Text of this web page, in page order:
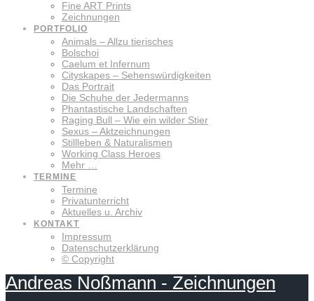
Fine ART Prints
Zeichnungen
PORTFOLIO
Animals – Allzu tierisches
Bolschoi
Caelum et Infernum
Cityskapes – Sehenswürdigkeiten
Das Portrait
Die Schuhe der Jedermanns
Phantastische Landschaften
Raging Bull – Wie ein wilder Stier
Sexus – Aktzeichnungen
Stillleben & Naturalismen
Working Class Heroes
Mehr …
TERMINE
Termine
Privatunterricht
Aktuelles u. Archiv
KONTAKT
Impressum
Datenschutzerklärung
© Copyright
Andreas Noßmann - Zeichnungen